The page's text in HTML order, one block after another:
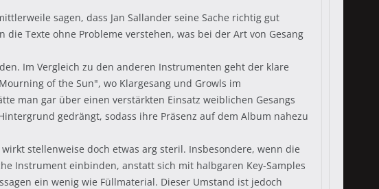
sagen, dass Jan Sallander seine Sache richtig gut
Texte ohne Probleme verstehen, was bei der Art von Gesang
Im Vergleich zu den anderen Instrumenten geht der klare
of the Sun", wo Klargesang und Growls im
man gar über einen verstärkten Einsatz weiblichen Gesangs
gedrängt, sodass ihre Präsenz auf dem Album nahezu
stellenweise doch etwas arg steril. Insbesondere, wenn die
Instrument einbinden, anstatt sich mit halbgaren Key-Samples
ein wenig wie Füllmaterial. Dieser Umstand ist jedoch